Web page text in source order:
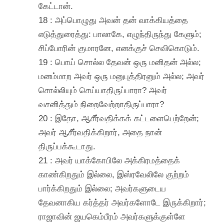
கேட்டான்.
18 : அப்பொழுது அவன் தன் வாக்கியத்தை
எடுத்துரைத்து: பாலாகே, எழுந்திருந்து கேளும்;
சிப்போரின் குமாரனே, எனக்குச் செவிகொடும்.
19 : பொய் சொல்ல தேவன் ஒரு மனிதன் அல்ல;
மனம்மாற அவர் ஒரு மனுபுத்திரனும் அல்ல; அவர்
சொல்லியும் செய்யாதிருப்பாரா? அவர்
வசனித்தும் நிறைவேற்றாதிருப்பாரா?
20 : இதோ, ஆசீர்வதிக்கக் கட்டளைபெற்றேன்;
அவர் ஆசீர்வதிக்கிறார், அதை நான்
திருப்பக்கூடாது.
21 : அவர் யாக்கோபிலே அக்கிரமத்தைக்
காண்கிறதும் இல்லை, இஸ்ரவேலிலே குற்றம்
பார்க்கிறதும் இல்லை; அவர்களுடைய
தேவனாகிய கர்த்தர் அவர்களோடே இருக்கிறார்;
ராஜாவின் ஜயகெம்பீரம் அவர்களுக்குள்ளே